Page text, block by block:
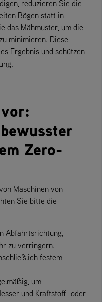
reduzieren Sie die
Bögen statt in
das Mähmuster, um die
minimieren. Diese
Ergebnis und schützen
Zero-
Maschinen von
Sie bitte die
Abfahrtsrichtung,
zu verringern.
festem
um
und Kraftstoff- oder